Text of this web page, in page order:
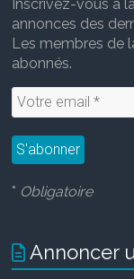
Inscrivez-vous à
annonces des
Les membres de
abonnés.
* Obligatoire
Annoncer